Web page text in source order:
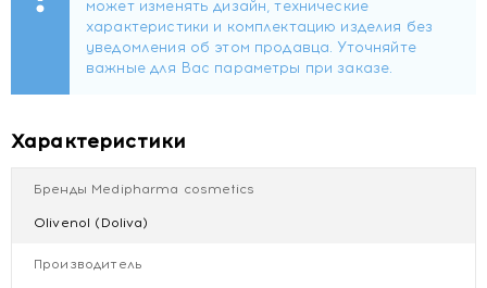
Europaea Leaf Extract, Benzyl Alcohol, PEG-40
Hydrogenated Castor Oil, Phenoxyethanol, Potassium
Sorbate, Tocopherol, Lactic Acid, Serine, Sodium Lactate,
Sorbitol, TEALactate, Urea, Hamamelis Virginiana Extract,
Характеристики
Бренды Medipharma cosmetics
Olivenol (Doliva)
Производитель